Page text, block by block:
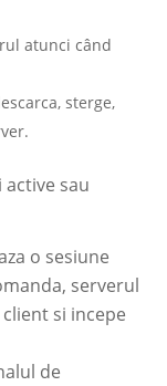
atunci când
sterge,
active sau
o sesiune
serverul
si incepe
de